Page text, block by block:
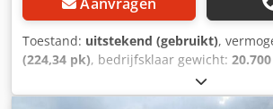
Toestand: uitstekend (gebruikt),
(224,34 pk), bedrijfsklaar gewicht:
, Uitrusting:
CATERPILLAR 963K Bouwjaar: 2019